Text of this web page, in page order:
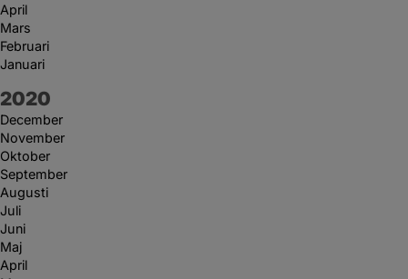
April
Mars
Februari
Januari
År:
2020
December
November
Oktober
September
Augusti
Juli
Juni
Maj
April